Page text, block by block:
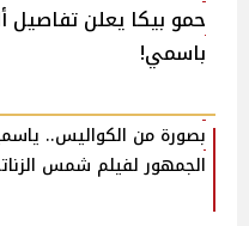
حمو بيكا يعلن تفاصيل
باسمي!
بصورة من الكواليس..
الجمهور لفيلم شمس